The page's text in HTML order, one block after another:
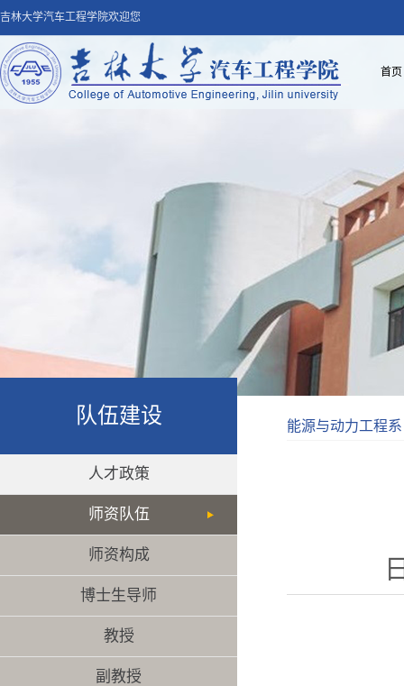
吉林大学汽车工程学院欢迎您
首页
队伍建设
人才政策
师资队伍
师资构成
博士生导师
教授
副教授
能源与动力工程系